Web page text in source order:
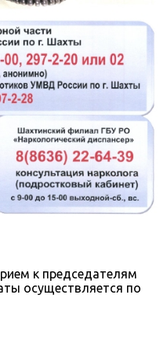
к председателям
осуществляется по